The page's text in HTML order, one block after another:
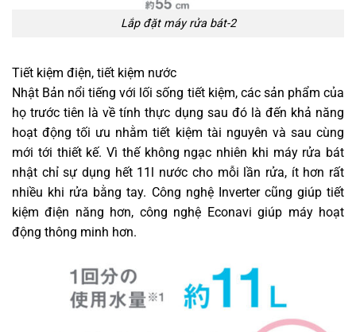
Lắp đặt máy rửa bát-2
Tiết kiệm điện, tiết kiệm nước
Nhật Bản nổi tiếng với lối sống tiết kiệm, các sản phẩm của
họ trước tiên là về tính thực dụng sau đó là đến khả năng
hoạt động tối ưu nhằm tiết kiệm tài nguyên và sau cùng
mới tới thiết kế. Vì thế không ngạc nhiên khi máy rửa bát
nhật chỉ sự dụng hết 11l nước cho mỗi lần rửa, ít hơn rất
nhiều khi rửa bằng tay. Công nghệ Inverter cũng giúp tiết
kiệm điện năng hơn, công nghệ Econavi giúp máy hoạt
động thông minh hơn.